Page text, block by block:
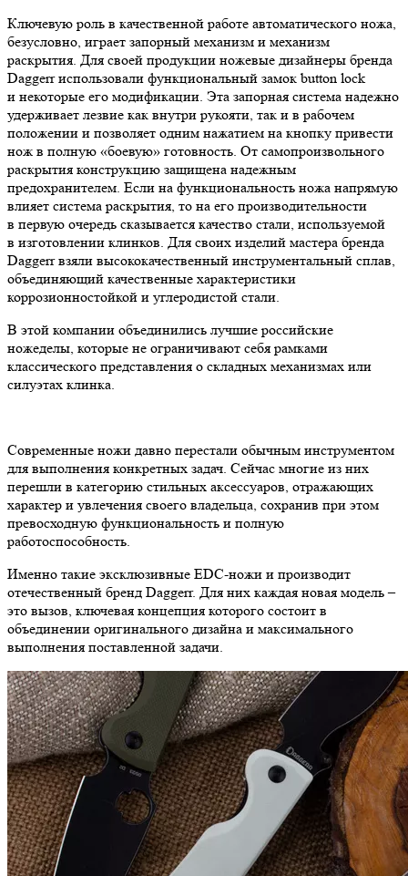
Ключевую роль в качественной работе автоматического ножа,
безусловно, играет запорный механизм и механизм
раскрытия. Для своей продукции ножевые дизайнеры бренда
Daggerr использовали функциональный замок button lock
и некоторые его модификации. Эта запорная система надежно
удерживает лезвие как внутри рукояти, так и в рабочем
положении и позволяет одним нажатием на кнопку привести
нож в полную «боевую» готовность. От самопроизвольного
раскрытия конструкцию защищена надежным
предохранителем. Если на функциональность ножа напрямую
влияет система раскрытия, то на его производительности
в первую очередь сказывается качество стали, используемой
в изготовлении клинков. Для своих изделий мастера бренда
Daggerr взяли высококачественный инструментальный сплав,
объединяющий качественные характеристики
коррозионностойкой и углеродистой стали.
В этой компании объединились лучшие российские
ножеделы, которые не ограничивают себя рамками
классического представления о складных механизмах или
силуэтах клинка.
Современные ножи давно перестали обычным инструментом
для выполнения конкретных задач. Сейчас многие из них
перешли в категорию стильных аксессуаров, отражающих
характер и увлечения своего владельца, сохранив при этом
превосходную функциональность и полную
работоспособность.
Именно такие эксклюзивные EDC-ножи и производит
отечественный бренд Daggerr. Для них каждая новая модель –
это вызов, ключевая концепция которого состоит в
объединении оригинального дизайна и максимального
выполнения поставленной задачи.